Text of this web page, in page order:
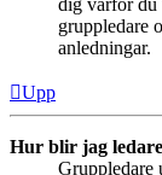
gruppledare
anledningar.
Upp
Hur blir jag
Gruppledare